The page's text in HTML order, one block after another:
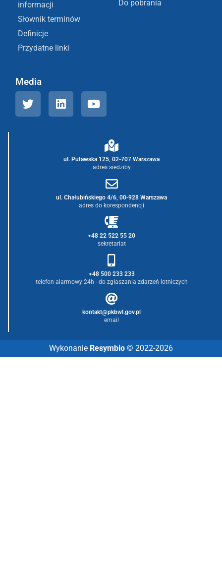
informacji
Słownik terminów
Definicje
Przydatne linki
Do pobrania
Media
ul. Puławska 125, 02-707 Warszawa
adres siedziby
ul. Chałubińskiego 4/6, 00-928 Warszawa
adres do korespondencji
+48 22 522 55 20
sekretariat
+48 500 233 233
telefon alarmowy 24h - do zgłaszania zdarzeń lotniczych
kontakt@pkbwl.gov.pl
email
Wykonanie Resymbio © 2022-2026